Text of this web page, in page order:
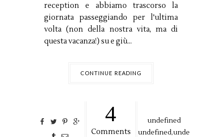
reception e abbiamo trascorso la
giornata passeggiando per l'ultima
volta (non della nostra vita, ma di
questa vacanza!) su e giù...
CONTINUE READING
4
Comments
undefined
undefined,unde